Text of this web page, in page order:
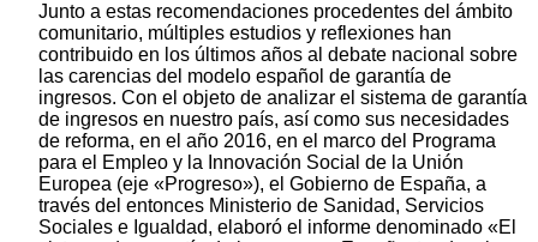
Junto a estas recomendaciones procedentes del ámbito
comunitario, múltiples estudios y reflexiones han
contribuido en los últimos años al debate nacional sobre
las carencias del modelo español de garantía de
ingresos. Con el objeto de analizar el sistema de garantía
de ingresos en nuestro país, así como sus necesidades
de reforma, en el año 2016, en el marco del Programa
para el Empleo y la Innovación Social de la Unión
Europea (eje «Progreso»), el Gobierno de España, a
través del entonces Ministerio de Sanidad, Servicios
Sociales e Igualdad, elaboró el informe denominado «El